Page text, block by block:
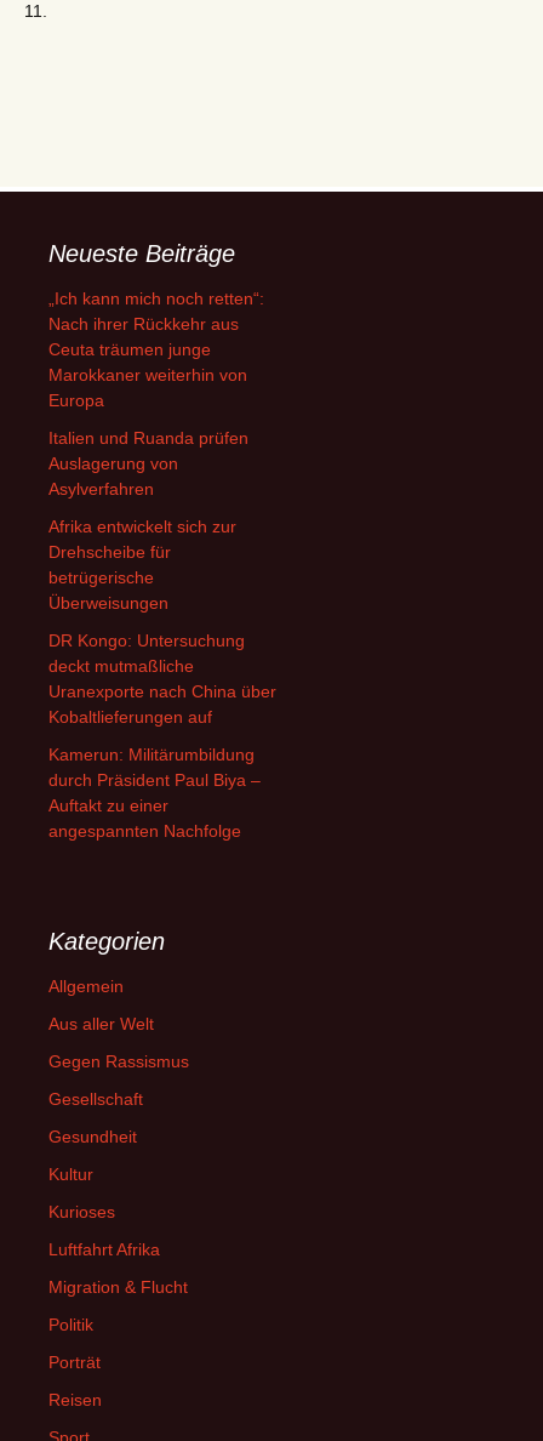
11.
Neueste Beiträge
„Ich kann mich noch retten“:
Nach ihrer Rückkehr aus
Ceuta träumen junge
Marokkaner weiterhin von
Europa
Italien und Ruanda prüfen
Auslagerung von
Asylverfahren
Afrika entwickelt sich zur
Drehscheibe für
betrügerische
Überweisungen
DR Kongo: Untersuchung
deckt mutmaßliche
Uranexporte nach China über
Kobaltlieferungen auf
Kamerun: Militärumbildung
durch Präsident Paul Biya –
Auftakt zu einer
angespannten Nachfolge
Kategorien
Allgemein
Aus aller Welt
Gegen Rassismus
Gesellschaft
Gesundheit
Kultur
Kurioses
Luftfahrt Afrika
Migration & Flucht
Politik
Porträt
Reisen